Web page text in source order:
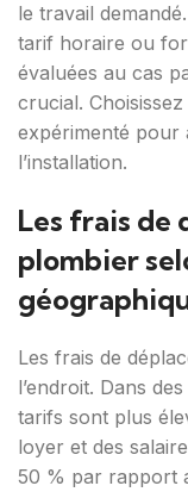
le travail
tarif horaire ou
évaluées au cas
crucial.
expérimenté pour
l’installation.
Les frais de
plombier
Les frais de
l’endroit. Dans
tarifs sont plus
loyer et des
50 % par rapport